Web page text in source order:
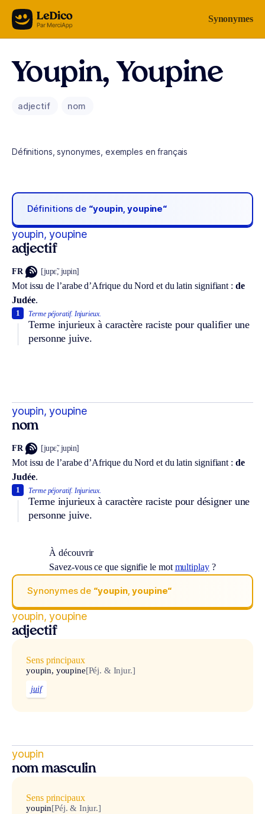
Aller au contenu Synonymes
Youpin, Youpine
adjectif nom
Définitions, synonymes, exemples en français
Définitions de “youpin, youpine“
youpin, youpine
adjectif
FR [jupɛ̃, jupin]
Mot issu de l’arabe d’Afrique du Nord et du latin signifiant : de
Judée.
Terme péjoratif. Injurieux.
Terme injurieux à caractère raciste pour qualifier une
personne juive.
1
youpin, youpine
nom
FR [jupɛ̃, jupin]
Mot issu de l’arabe d’Afrique du Nord et du latin signifiant : de
Judée.
Terme péjoratif. Injurieux.
Terme injurieux à caractère raciste pour désigner une
personne juive.
1
À découvrir
Savez-vous ce que signifie le mot multiplay?
Synonymes de “youpin, youpine“
youpin, youpine
adjectif
Sens principaux
youpin, youpine[Péj. & Injur.]
juif
youpin
nom masculin
Sens principaux
youpin[Péj. & Injur.]